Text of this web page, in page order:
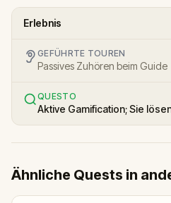
Erlebnis
GEFÜHRTE TOUREN
Passives Zuhören beim Guide
QUESTO
Aktive Gamification; Sie
Ähnliche Quests in